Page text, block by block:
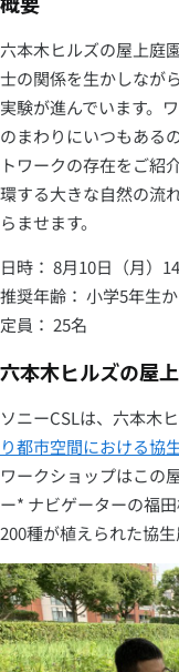
六本木ヒルズの屋上庭
士の関係を生かしなが
実験が進んでいます。
のまわりにいつもある
トワークの存在をご紹
環する大きな自然の流
らませます。
日時： 8月10日（月）
推奨年齢： 小学5年生
定員： 25名
六本木ヒルズの屋
ソニーCSLは、六本木
り都市空間における協
ワークショップはこの
ー* ナビゲーターの福
200種が植えられた協